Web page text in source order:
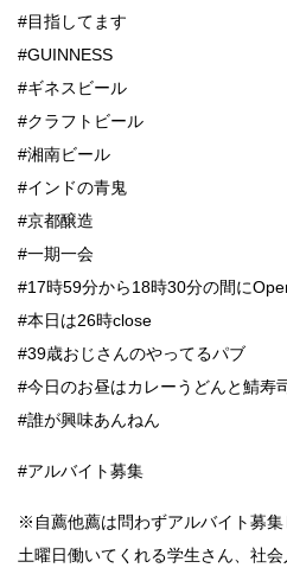
#目指してます
#GUINNESS
#ギネスビール
#クラフトビール
#湘南ビール
#インドの青鬼
#京都醸造
#一期一会
#17時59分から18時30分の間に
#本日は26時close
#39歳おじさんのやってるパブ
#今日のお昼はカレーうどんと鯖寿
#誰が興味あんねん
#アルバイト募集
※自薦他薦は問わずアルバイト募集
土曜日働いてくれる学生さん、社